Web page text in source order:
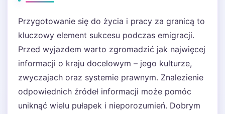
Przygotowanie się do życia i pracy za granicą to
kluczowy element sukcesu podczas emigracji.
Przed wyjazdem warto zgromadzić jak najwięcej
informacji o kraju docelowym – jego kulturze,
zwyczajach oraz systemie prawnym. Znalezienie
odpowiednich źródeł informacji może pomóc
uniknąć wielu pułapek i nieporozumień. Dobrym